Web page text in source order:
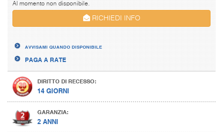
Al momento non disponibile.
RICHIEDI INFO
AVVISAMI QUANDO DISPONIBILE
PAGA A RATE
DIRITTO DI RECESSO:
14 GIORNI
GARANZIA:
2 ANNI